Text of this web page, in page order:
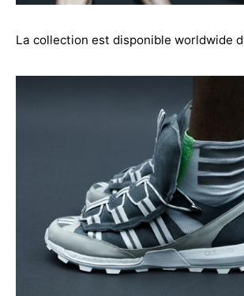
La collection est disponible worldwide